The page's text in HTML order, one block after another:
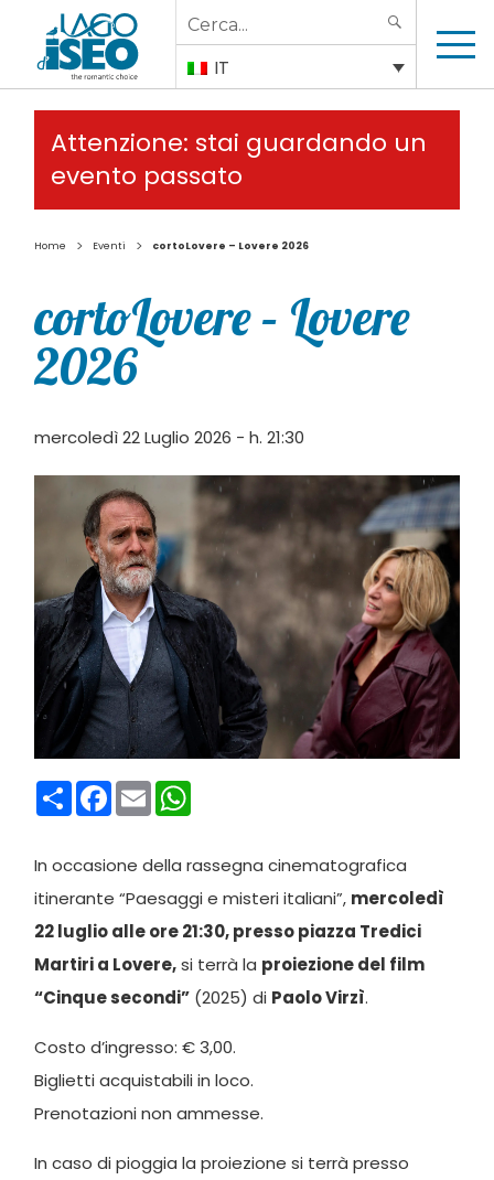
Search
for:
IT
Attenzione: stai guardando un
evento passato
Home > Eventi > cortoLovere – Lovere 2026
cortoLovere – Lovere
2026
mercoledì 22 Luglio 2026 - h. 21:30
CondividiFacebook
Email
In occasione della rassegna cinematografica
itinerante “Paesaggi e misteri italiani”, mercoledì
22 luglio alle ore 21:30, presso piazza Tredici
Martiri a Lovere,si terrà la proiezione del film
“Cinque secondi” (2025) di Paolo Virzì.
Costo d’ingresso: € 3,00.
Biglietti acquistabili in loco.
Prenotazioni non ammesse.
In caso di pioggia la proiezione si terrà presso